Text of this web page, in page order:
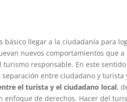
básico llegar a la ciudadanía para
nuevos comportamientos que
responsable. En este
separación entre ciudadano y
el turista y el ciudadano local,
enfoque de derechos. Hacer del